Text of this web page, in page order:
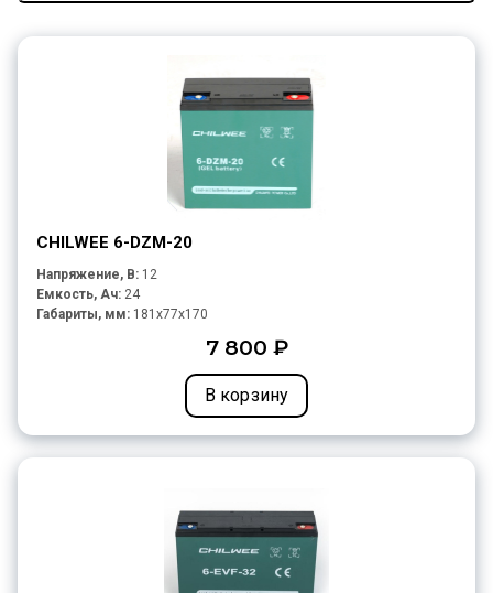
CHILWEE 6-DZM-20
Напряжение, В: 12
Емкость, Ач: 24
Габариты, мм: 181x77x170
7 800 ₽
В корзину